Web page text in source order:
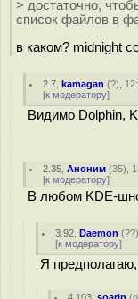
> достаточно,
список файлов в
в каком? midnight
2.7 ,kamagan (?),
[к модератору]
Видимо Dolphin,
2.35 ,Аноним (35),
[к модератору]
В любом KDE-
3.92 ,Daemon (??
[к модератору]
Я